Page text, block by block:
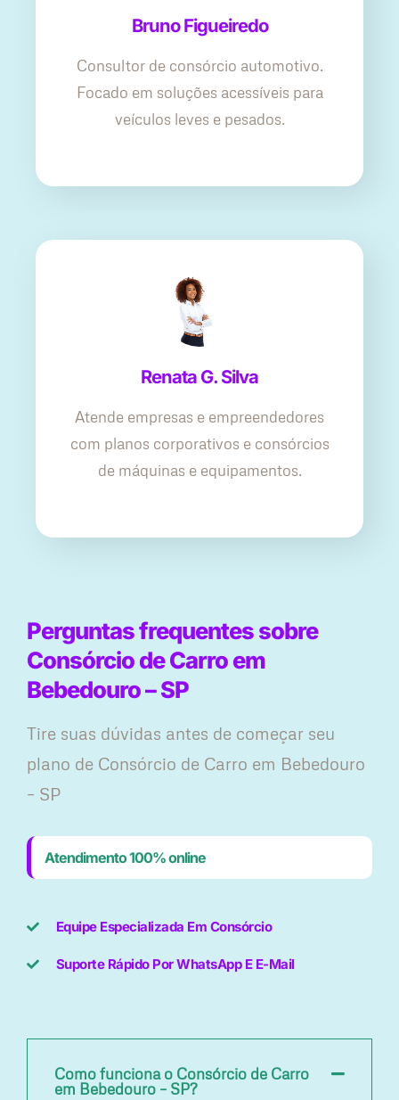
Bruno Figueiredo
Consultor de consórcio automotivo.
Focado em soluções acessíveis para
veículos leves e pesados.
Renata G. Silva
Atende empresas e empreendedores
com planos corporativos e consórcios
de máquinas e equipamentos.
Perguntas frequentes sobre
Consórcio de Carro em
Bebedouro – SP
Tire suas dúvidas antes de começar seu
plano ​de Consórcio de Carro em Bebedouro
– SP
Atendimento 100% online
Equipe Especializada Em Consórcio
Suporte Rápido Por WhatsApp E E-Mail
Como funciona o Consórcio de Carro
em Bebedouro – SP?